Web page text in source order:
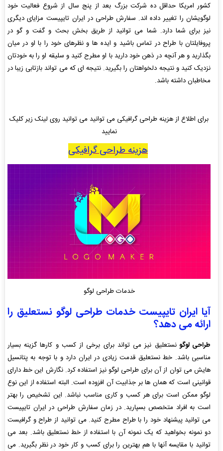
کشور امریکا حداقل ده شرکت بزرگ بعد از پنج سال از شروع فعالیت خود
لوگویشان را تغییر داده اند. سفارش طراحی در ایران تایپیست مزایای دیگری
نیز برای شما دارد. شما می توانید از طریق بخش بحث و گفت و گو در
پروفایلتان با طراح در تماس باشید و ایده ها و نظرهای خود را با او در میان
بگذارید و هر آنچه در ذهن خود دارید با او مطرح کنید و سلیقه او را به خودتان
نزدیک کنید و نتیجه دلخواهتان را بگیرید. نتیجه ای که می تواند بازتابی زیبا در
مخاطبان داشته باشد.
برای اطلاع از هزینه طراحی گرافیکی می توانید می توانید روی لینک زیر کلیک
نمایید
هزینه طراحی گرافیکی
خدمات طراحی لوگو
آیا ایران تایپیست خدمات طراحی لوگو نستعلیق را
ارائه می دهد؟
طراحی لوگونستعلیق نیز می تواند برای برخی از کسب و کارها گزینه بسیار
مناسبی باشد. خط نستعلیق قدمت زیادی در ایران دارد و با توجه به پتانسیل
هایش می توان از آن برای طراحی لوگو نیز استفاده کرد. نگارش این خط دارای
قوانینی است که همان ها بر جذابیت آن افزوده است. البته استفاده از این نوع
لوگو ممکن است برای هر کسب و کاری مناسب نباشد. این تشخیص را بهتر
است به افراد متخصص بسپارید. در زمان سفارش طراحی در ایران تایپیست
می توانید پیشنهاد خود را با طراح مطرح کنید. می توانید از طراح و گرافیست
دو نمونه بخواهید که یک نمونه آن با استفاده از خط نستعلیق باشد. بعد می
توانید با مقایسه آنها با هم بهترین را برای کسب و کار خود در نظر بگیرید. می